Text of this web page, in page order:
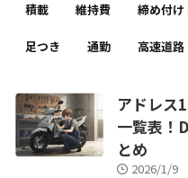
積載 維持費 締め付け
足つき 通勤 高速道路
アドレス
一覧表！
とめ
2026/1/9